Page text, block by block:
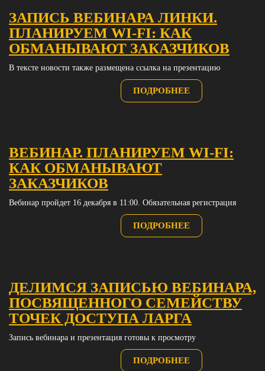
ЗАПИСЬ ВЕБИНАРА ЛИНКИ.
ПЛАНИРУЕМ WI-FI: КАК
OБМАНЫВАЮТ ЗАКАЗЧИКОВ
В тексте новости также размещена ссылка на презентацию
ПОДРОБНЕЕ
ВЕБИНАР. ПЛАНИРУЕМ WI-FI:
КАК OБМАНЫВАЮТ
ЗАКАЗЧИКОВ
Вебинар пройдет 16 декабря в 11:00. Обязательная регистрация
ПОДРОБНЕЕ
ДЕЛИМСЯ ЗАПИСЬЮ ВЕБИНАРА,
ПОСВЯЩЕННОГО СЕМЕЙСТВУ
ТОЧЕК ДОСТУПА ЛАРГА
Запись вебинара и презентация готовы к просмотру
ПОДРОБНЕЕ